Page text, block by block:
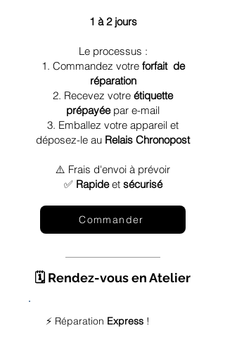
1 à 2 jours
Le processus :
1. Commandez votre forfait de
réparation
2. Recevez votre étiquette
prépayéepar e-mail
3. Emballez votre appareil et
déposez-le au Relais Chronopost
⚠️ Frais d'envoi à prévoir
✅ Rapideet sécurisé
Commander
🗓️ Rendez-vous en Atelier
⚡ Réparation Express !